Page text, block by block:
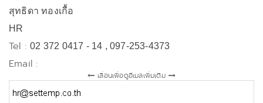
สุทธิดา ทองเกื้อ
HR
Tel :02 372 0417 - 14 , 097-253-4373
Email :
เลื่อนเพื่อดูอีเมลเพิ่มเติม